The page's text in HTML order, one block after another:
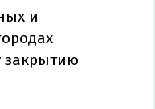
и
закрытию